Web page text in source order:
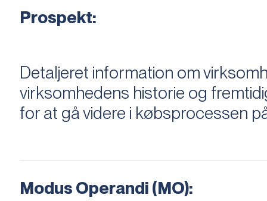
Prospekt:
Detaljeret information om
virksomhedens historie og
for at gå videre i købsprocessen
Modus Operandi (MO):